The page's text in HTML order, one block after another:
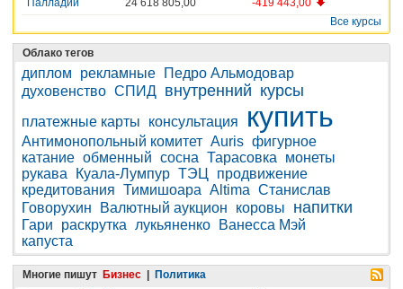
Все курсы
Облако тегов
диплом рекламные
Педро Альмодовар
духовенство СПИД внутренний курсы
платежные карты консультация купить
Антимонопольный комитет Auris фигурное
катание обменный сосна Тарасовка
монеты
рукава
Куала-Лумпур ТЭЦ
продвижение
кредитования Тимишоара Altima Станислав
Говорухин
Валютный аукцион коровы напитки
Гари раскрутка лукьяненко
Ванесса Мэй
капуста
Многие пишут Бизнес | Политика